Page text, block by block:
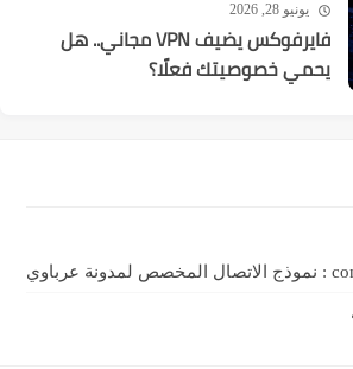
يونيو 28, 2026
فايرفوكس يضيف VPN مجاني.. هل
يحمي خصوصيتك فعلًا؟